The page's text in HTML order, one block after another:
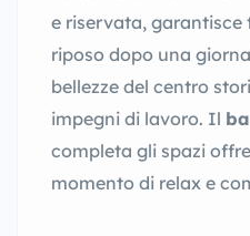
e riservata, garantisce
riposo dopo una
bellezze del centro
impegni di lavoro. Il
completa gli spazi
momento di relax e